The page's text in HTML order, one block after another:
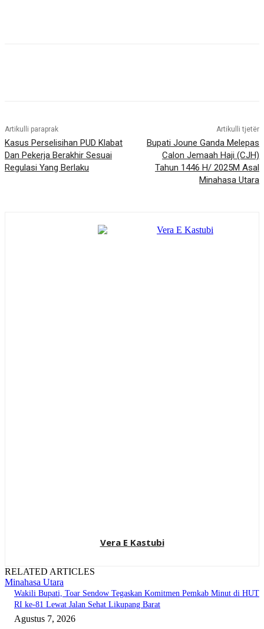
Artikulli paraprak
Kasus Perselisihan PUD Klabat
Dan Pekerja Berakhir Sesuai
Regulasi Yang Berlaku
Artikulli tjetër
Bupati Joune Ganda Melepas
Calon Jemaah Haji (CJH)
Tahun 1446 H/ 2025M Asal
Minahasa Utara
Vera E Kastubi
RELATED ARTICLES
Minahasa Utara
Wakili Bupati, Toar Sendow Tegaskan Komitmen Pemkab Minut di HUT
RI ke-81 Lewat Jalan Sehat Likupang Barat
Agustus 7, 2026